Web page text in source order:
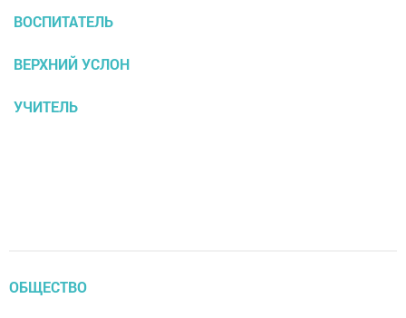
ВОСПИТАТЕЛЬ
ВЕРХНИЙ УСЛОН
УЧИТЕЛЬ
ОБЩЕСТВО